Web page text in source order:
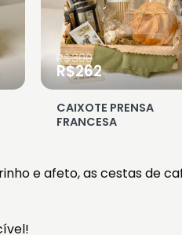
CAIXOTE PRENSA
FRANCESA
R$300
O
preço
original
era:
R$300.
R$262O
preço
atual
é:
R$262.
e afeto, as cestas de